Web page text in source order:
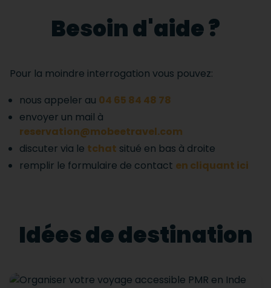
Besoin d'aide ?
Pour la moindre interrogation vous pouvez:
nous appeler au 04 65 84 48 78
envoyer un mail à
reservation@mobeetravel.com
discuter via le tchat situé en bas à droite
remplir le formulaire de contact en cliquant ici
Idées de destination